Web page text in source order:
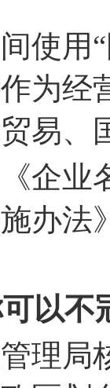
使
为经
易、
企业
办法
以不
理局